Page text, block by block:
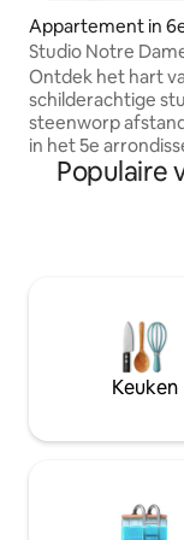
Appartement in
ement
Studio Notre
Ontdek het hart
schilderachtige
steenworp
in het 5e
een
kathedraal vanaf
de 6e verdieping
charme van
trappen, ideaal
Stap uit om
Welkom :)
Populaire
Keuken